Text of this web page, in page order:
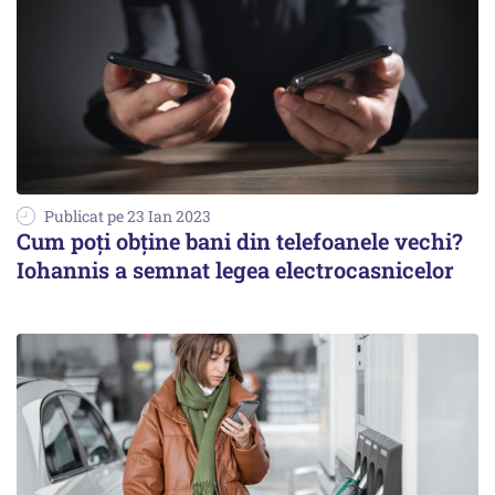
Publicat pe 23 Ian 2023
Cum poți obține bani din telefoanele vechi?
Iohannis a semnat legea electrocasnicelor